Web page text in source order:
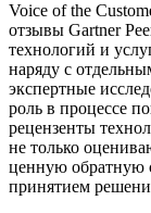
Voice of the
отзывы Gartner
технологий и
наряду с
экспертные
роль в процессе
рецензенты
не только
ценную обратную
принятием